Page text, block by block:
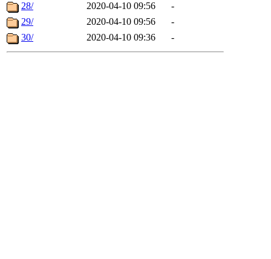
28/
2020-04-10 09:56
-
29/
2020-04-10 09:56
-
30/
2020-04-10 09:36 -